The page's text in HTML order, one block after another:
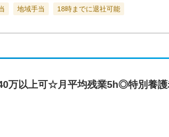
地域手当 18時までに退社可能
万以上可☆月平均残業5h◎特別養